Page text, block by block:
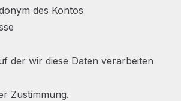
des Kontos
der wir diese Daten verarbeiten
Zustimmung.